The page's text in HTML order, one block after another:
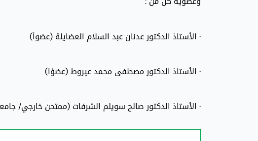
· الأستاذ الدكتور عدنان عبد السلام العضايلة (عضواَ)
· الأستاذ الدكتور مصطفى محمد عيروط (عضوًا)
· الأستاذ الدكتور صالح سويلم الشرفات (ممتحن خارجي/